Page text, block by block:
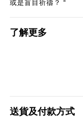
或是盲目祈禱？＂
了解更多
送貨及付款方式